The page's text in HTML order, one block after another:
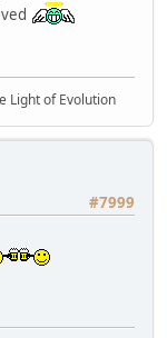
Light of Evolution
#7999